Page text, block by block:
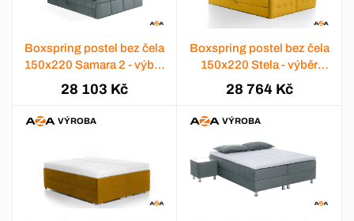
Boxspring postel bez čela
150x220 Samara 2 - výběr
barev
28 103 Kč
Boxspring postel bez čela
150x220 Stela - výběr
barev
28 764 Kč
VÝROBA VÝROBA